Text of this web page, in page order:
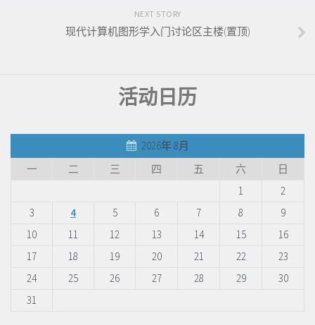
NEXT STORY
现代计算机图形学入门讨论区主楼(置顶)
活动日历
2026年 8月
一
二 三 四 五 六
日
1
2
3
4 5 6 7 8
9
10
11 12 13 14 15
16
17
18 19 20 21 22
23
24
25 26 27 28 29
30
31